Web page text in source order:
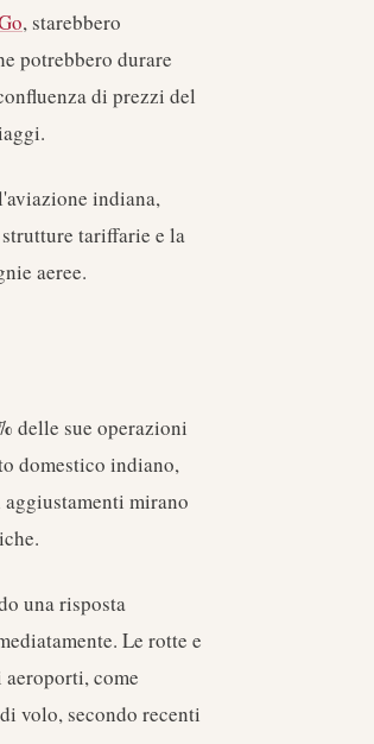
, starebbero
potrebbero durare
di prezzi del
indiana,
tariffarie e la
aeree.
delle sue operazioni
domestico indiano,
aggiustamenti mirano
una risposta
Le rotte e
aeroporti, come
volo, secondo recenti